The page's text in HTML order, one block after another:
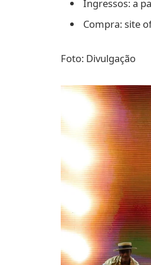
Ingressos: a
Compra: site
Foto: Divulgação